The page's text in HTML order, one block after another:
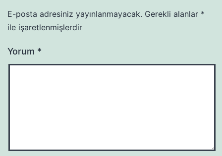
E-posta adresiniz yayınlanmayacak. Gerekli alanlar *
ile işaretlenmişlerdir
Yorum *